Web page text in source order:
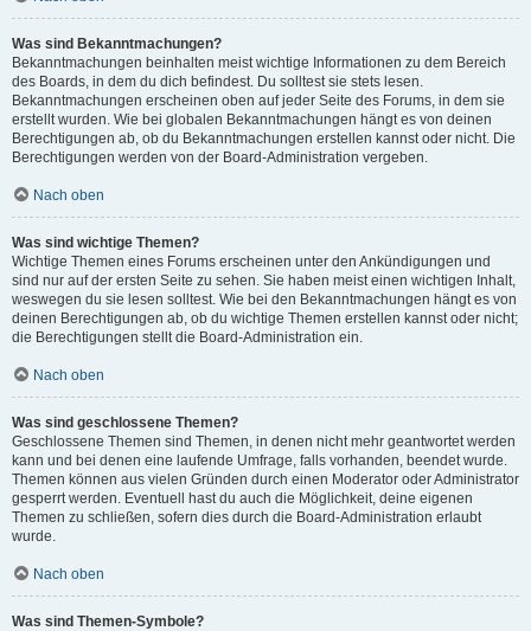
Was sind Bekanntmachungen?
Bekanntmachungen beinhalten meist wichtige Informationen zu dem Bereich
des Boards, in dem du dich befindest. Du solltest sie stets lesen.
Bekanntmachungen erscheinen oben auf jeder Seite des Forums, in dem sie
erstellt wurden. Wie bei globalen Bekanntmachungen hängt es von deinen
Berechtigungen ab, ob du Bekanntmachungen erstellen kannst oder nicht. Die
Berechtigungen werden von der Board-Administration vergeben.
Nach oben
Was sind wichtige Themen?
Wichtige Themen eines Forums erscheinen unter den Ankündigungen und
sind nur auf der ersten Seite zu sehen. Sie haben meist einen wichtigen Inhalt,
weswegen du sie lesen solltest. Wie bei den Bekanntmachungen hängt es von
deinen Berechtigungen ab, ob du wichtige Themen erstellen kannst oder nicht;
die Berechtigungen stellt die Board-Administration ein.
Nach oben
Was sind geschlossene Themen?
Geschlossene Themen sind Themen, in denen nicht mehr geantwortet werden
kann und bei denen eine laufende Umfrage, falls vorhanden, beendet wurde.
Themen können aus vielen Gründen durch einen Moderator oder Administrator
gesperrt werden. Eventuell hast du auch die Möglichkeit, deine eigenen
Themen zu schließen, sofern dies durch die Board-Administration erlaubt
wurde.
Nach oben
Was sind Themen-Symbole?